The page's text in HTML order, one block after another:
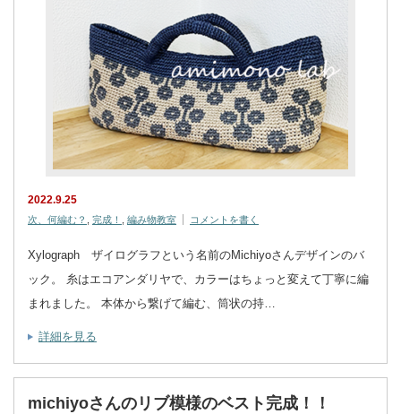
2022.9.25
次、何編む？ 完成！ 編み物教室 コメントを書く
Xylograph ザイログラフという名前のMichiyoさんデザインのバ
ック。 糸はエコアンダリヤで、カラーはちょっと変えて丁寧に編
まれました。 本体から繋げて編む、筒状の持…
詳細を見る
michiyoさんのリブ模様のベスト完成！！